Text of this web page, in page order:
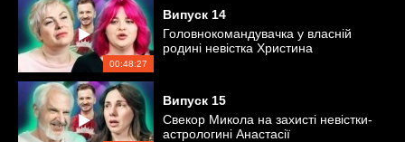
00:48:27
Випуск 14
Головнокомандувачка у власній
родині невістка Христина
Випуск 15
Свекор Микола на захисті невістки-
астрологині Анастасії